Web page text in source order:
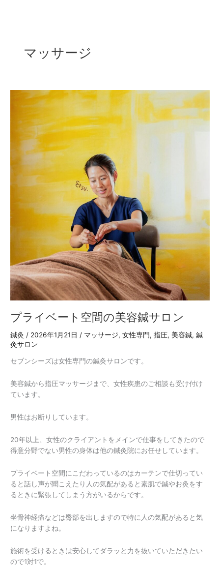
マッサージ
プライベート空間の美容鍼サロン
鍼灸 / 2026年1月21日 / マッサージ,女性専門,指圧, 美容鍼,鍼
灸サロン
セブンシーズは女性専門の鍼灸サロンです。
美容鍼から指圧マッサージまで、女性疾患のご相談も受け付け
ています。
男性はお断りしています。
20年以上、女性のクライアントをメインで仕事をしてきたので
得意分野でない男性の身体は他の鍼灸院にお任せしています。
プライベート空間にこだわっているのはカーテンで仕切ってい
ると話し声が聞こえたり人の気配があると素肌で鍼やお灸をす
るときに緊張してしまう方がいるからです。
坐骨神経痛などは臀部を出しますので特に人の気配があると気
になりますよね。
施術を受けるときは安心してダラッと力を抜いていただきたい
ので1対1で。
ト
空
間
の
サ
ロ